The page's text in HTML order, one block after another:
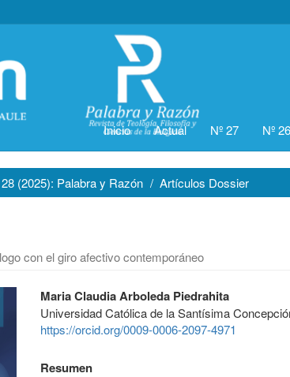
Inicio Actual Nº 27 Nº 26
(2025): Palabra y Razón Artículos Dossier
con el giro afectivo contemporáneo
Contenido
principal
del
artículo
Maria Claudia Arboleda Piedrahita
Universidad Católica de la Santísima
https://orcid.org/0009-0006-2097-4971
Resumen